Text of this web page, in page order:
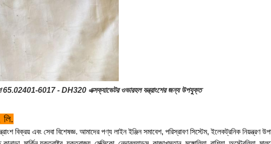
65.02401-6017 - DH320 এক্সক্যাভেটর ওভারহল যন্ত্রাংশের জন্য উপযুক্ত
লি.
বিক্রয় এবং সেবা বিশেষজ্ঞ. আমাদের পণ্য লাইন ইঞ্জিন সমাবেশ, পরিস্রাবণ সিস্টেম, ইলেকট্রনিক